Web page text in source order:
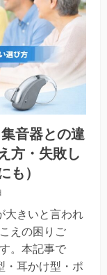
音器との違
方・失敗し
）
大きいと言われ
えの困りご
。本記事で
・耳かけ型・ポ